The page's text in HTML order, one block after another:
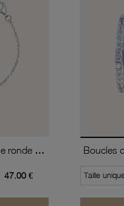
Bracelet en argent rhodié plaque ronde 19 mm, motif pointillé
47.00 € Taille